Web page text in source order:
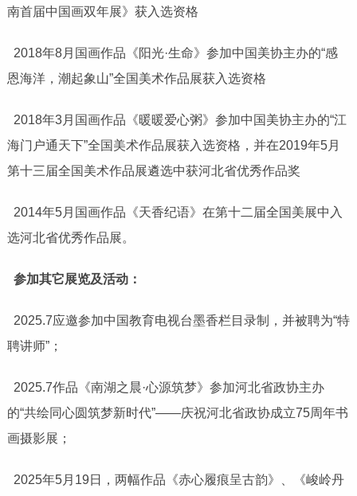
南首届中国画双年展》获入选资格
2018年8月国画作品《阳光·生命》参加中国美协主办的“感
恩海洋，潮起象山”全国美术作品展获入选资格
2018年3月国画作品《暖暖爱心粥》参加中国美协主办的“江
海门户通天下”全国美术作品展获入选资格，并在2019年5月
第十三届全国美术作品展遴选中获河北省优秀作品奖
2014年5月国画作品《天香纪语》在第十二届全国美展中入
选河北省优秀作品展。
参加其它展览及活动：
2025.7应邀参加中国教育电视台墨香栏目录制，并被聘为“特
聘讲师”；
2025.7作品《南湖之晨·心源筑梦》参加河北省政协主办
的“共绘同心圆筑梦新时代”——庆祝河北省政协成立75周年书
画摄影展；
2025年5月19日，两幅作品《赤心履痕呈古韵》、《峻岭丹